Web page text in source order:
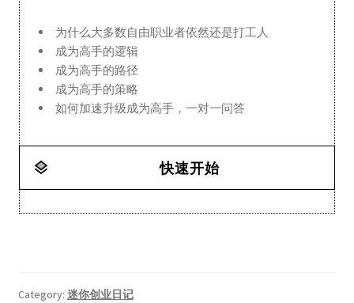
为什么大多数自由职业者依然还是打工人
成为高手的逻辑
成为高手的路径
成为高手的策略
如何加速升级成为高手，一对一问答
快速开始
Category: 迷你创业日记